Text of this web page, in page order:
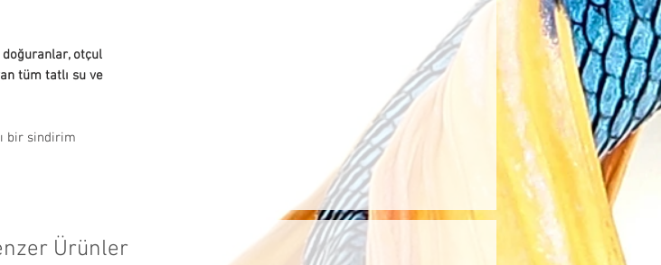
doğuranlar, otçul
tüm tatlı su ve
bir sindirim
ulaştıktan sonra 14 gün içinde ödemeniz
işlendikten sonra kullanmış olduğunuz
ödeme yöntemine geri yapılacaktır.
Cayma hakkı kapsamında yapılan
iadelerde, satıcının belirttiği kargo
firmaları kullanıldığında kargo ücreti
tarafımızca karşılanır. Aksi takdirde, kargo
ücreti müşteriye aittir.
Ürünler